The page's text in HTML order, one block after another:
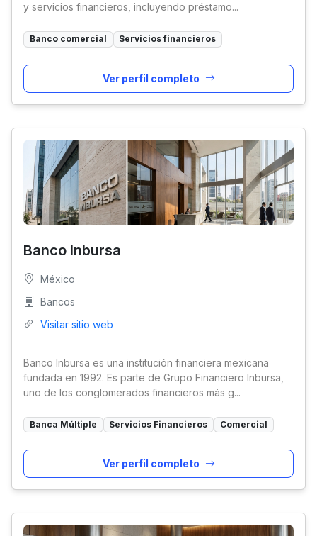
y servicios financieros, incluyendo préstamo...
Banco comercial Servicios financieros
Ver perfil completo
Banco Inbursa
México
Bancos
Visitar sitio web
Banco Inbursa es una institución financiera mexicana
fundada en 1992. Es parte de Grupo Financiero Inbursa,
uno de los conglomerados financieros más g...
Banca Múltiple Servicios Financieros Comercial
Ver perfil completo